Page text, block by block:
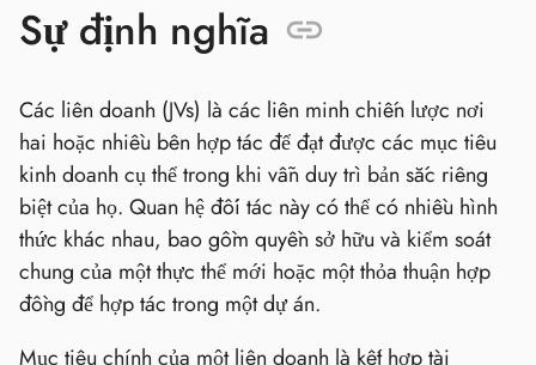
Sự định nghĩa
Các liên doanh (JVs) là các liên minh chiến lược nơi
hai hoặc nhiều bên hợp tác để đạt được các mục tiêu
kinh doanh cụ thể trong khi vẫn duy trì bản sắc riêng
biệt của họ. Quan hệ đối tác này có thể có nhiều hình
thức khác nhau, bao gồm quyền sở hữu và kiểm soát
chung của một thực thể mới hoặc một thỏa thuận hợp
đồng để hợp tác trong một dự án.
Mục tiêu chính của một liên doanh là kết hợp tài